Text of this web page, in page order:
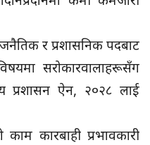
र प्रशासनिक पदबाट
सरोकारवालाहरूसँग
प्रशासन ऐन, २०२८ लाई
काम कारबाही प्रभावकारी